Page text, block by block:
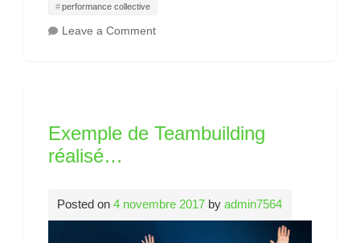
performance collective
Leave a Commenton
Exemple de Teambuilding
réalisé…
Posted on4 novembre 2017 byadmin7564